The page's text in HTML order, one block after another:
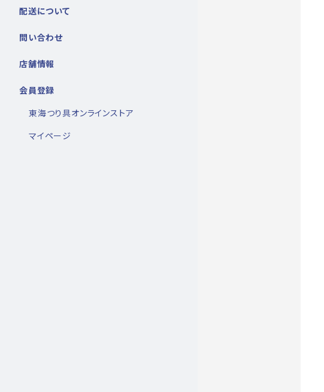
配送について
問い合わせ
店舗情報
会員登録
東海つり具オンラインストア
マイページ